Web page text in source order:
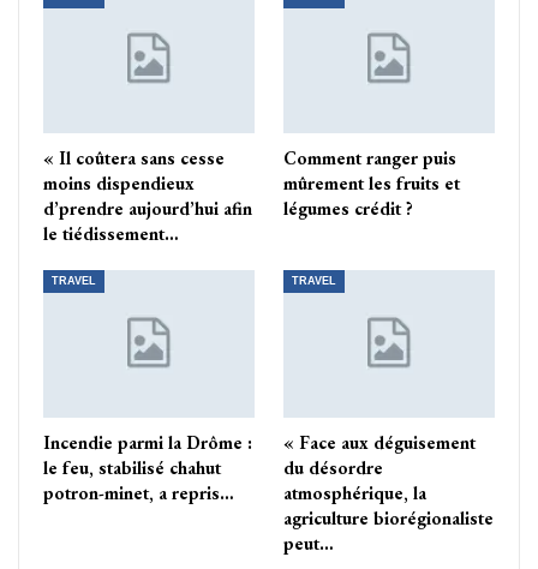
« Il coûtera sans cesse
moins dispendieux
d’prendre aujourd’hui afin
le tiédissement…
Comment ranger puis
mûrement les fruits et
légumes crédit ?
TRAVEL
Incendie parmi la Drôme :
le feu, stabilisé chahut
potron-minet, a repris…
TRAVEL
« Face aux déguisement
du désordre
atmosphérique, la
agriculture biorégionaliste
peut…